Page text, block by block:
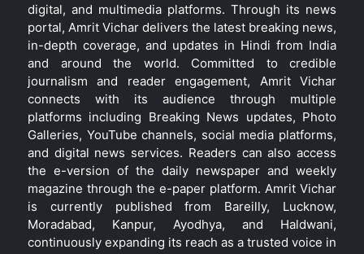
digital, and multimedia platforms. Through its news
portal, Amrit Vichar delivers the latest breaking news,
in-depth coverage, and updates in Hindi from India
and around the world. Committed to credible
journalism and reader engagement, Amrit Vichar
connects with its audience through multiple
platforms including Breaking News updates, Photo
Galleries, YouTube channels, social media platforms,
and digital news services. Readers can also access
the e-version of the daily newspaper and weekly
magazine through the e-paper platform. Amrit Vichar
is currently published from Bareilly, Lucknow,
Moradabad, Kanpur, Ayodhya, and Haldwani,
continuously expanding its reach as a trusted voice in